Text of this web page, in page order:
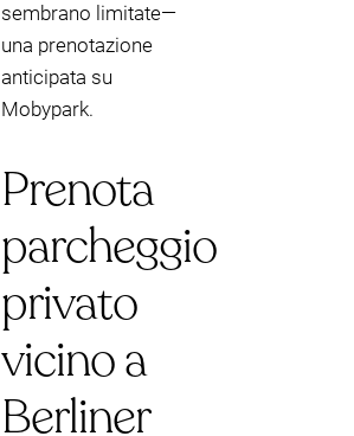
sembrano limitate—
una prenotazione
anticipata su
Mobypark.
Prenota
parcheggio
privato
vicino a
Berliner